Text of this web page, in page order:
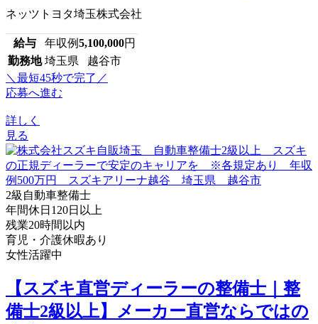
ネッツトヨタ埼玉株式会社
給与 年収例5,100,000円
勤務地 埼玉県 越谷市
＼最短45秒で完了／
応募へ進む
詳しく
見る
2級自動車整備士
年間休日120日以上
残業20時間以内
育児・介護休暇あり
女性活躍中
【スズキ直営ディーラーの整備士｜整
備士2級以上】メーカー直営ならではの